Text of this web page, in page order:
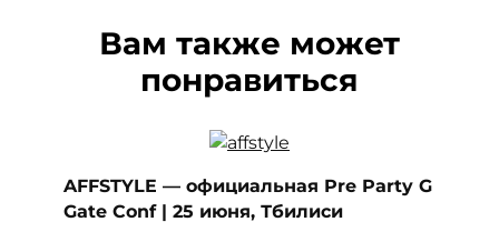
Вам также может
понравиться
AFFSTYLE — официальная Pre Party G
Gate Conf | 25 июня, Тбилиси